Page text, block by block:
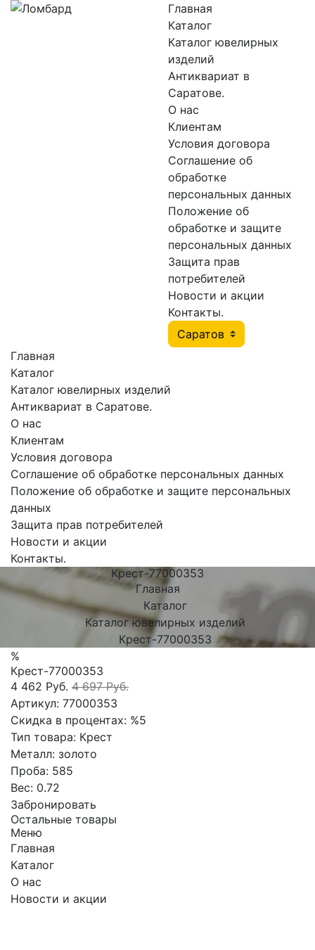
Главная
Каталог
Каталог ювелирных
изделий
Антиквариат в
Саратове.
О нас
Клиентам
Условия договора
Соглашение об
обработке
персональных данных
Положение об
обработке и защите
персональных данных
Защита прав
потребителей
Новости и акции
Контакты.
Главная
Каталог
Каталог ювелирных изделий
Антиквариат в Саратове.
О нас
Клиентам
Условия договора
Соглашение об обработке персональных данных
Положение об обработке и защите персональных
данных
Защита прав потребителей
Новости и акции
Контакты.
Крест-77000353
Главная
Каталог
Каталог ювелирных изделий
Крест-77000353
%
Крест-77000353
4 462 Руб. 4 697 Руб.
Артикул: 77000353
Скидка в процентах: %5
Тип товара: Крест
Металл: золото
Проба: 585
Вес: 0.72
Забронировать
Остальные товары
Меню
Главная
Каталог
О нас
Новости и акции